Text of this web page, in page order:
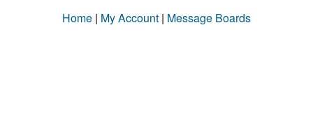
Home | My Account | Message Boards